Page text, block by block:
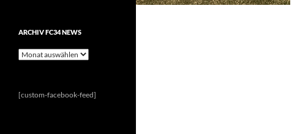
ARCHIV FC34 NEWS
Archiv
[custom-facebook-feed]